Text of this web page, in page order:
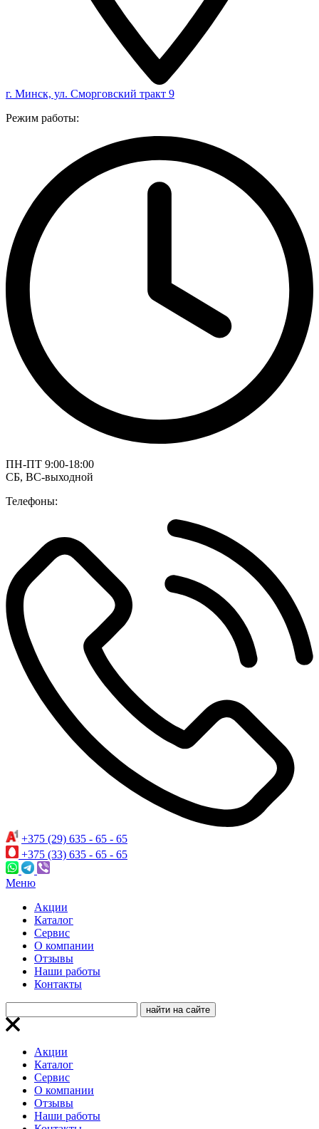
г. Минск, ул. Сморговский тракт 9
Режим работы:
ПН-ПТ 9:00-18:00
СБ, ВС-выходной
Телефоны:
+375 (29) 635 - 65 - 65
+375 (33) 635 - 65 - 65
Меню
Акции
Каталог
Сервис
О компании
Отзывы
Наши работы
Контакты
Акции
Каталог
Сервис
О компании
Отзывы
Наши работы